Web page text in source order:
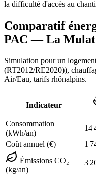
la difficulté d'accès au
Comparatif
PAC —La
Simulation pour un
(RT2012/RE2020)),
Air/Eau, tarifs rhônalpins.
Indicateur
Consommation
(kWh/an)
14
Coût annuel (€)
1
Émissions CO₂
(kg/an)
3